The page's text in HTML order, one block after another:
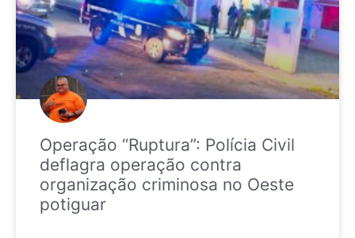
Operação “Ruptura”: Polícia Civil
deflagra operação contra
organização criminosa no Oeste
potiguar